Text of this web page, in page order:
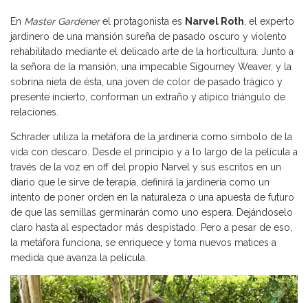
En Master Gardenerel protagonista es Narvel Roth, el experto
jardinero de una mansión sureña de pasado oscuro y violento
rehabilitado mediante el delicado arte de la horticultura. Junto a
la señora de la mansión, una impecable Sigourney Weaver, y la
sobrina nieta de ésta, una joven de color de pasado trágico y
presente incierto, conforman un extraño y atípico triángulo de
relaciones.
Schrader utiliza la metáfora de la jardinería como símbolo de la
vida con descaro. Desde el principio y a lo largo de la película a
través de la voz en off del propio Narvel y sus escritos en un
diario que le sirve de terapia, definirá la jardinería como un
intento de poner orden en la naturaleza o una apuesta de futuro
de que las semillas germinarán como uno espera. Dejándoselo
claro hasta al espectador más despistado. Pero a pesar de eso,
la metáfora funciona, se enriquece y toma nuevos matices a
medida que avanza la película.